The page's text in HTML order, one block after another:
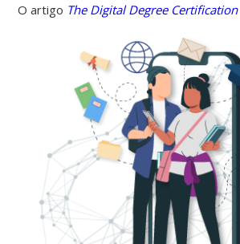
O artigo The Digital Degree Certification